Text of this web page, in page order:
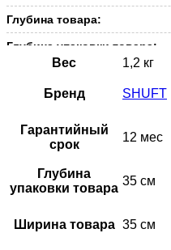
Глубина товара:
Глубина упаковки товара:
Масса товара (нетто):
Масса товара с упаковкой
Материал корпуса:
Набор крепежных элементов
комплекте:
соответствие:
отопления.
Вес 1,2 кг
Бренд SHUFT
Гарантийный
срок
12 мес
Глубина
упаковки товара
35 см
Ширина товара 35 см